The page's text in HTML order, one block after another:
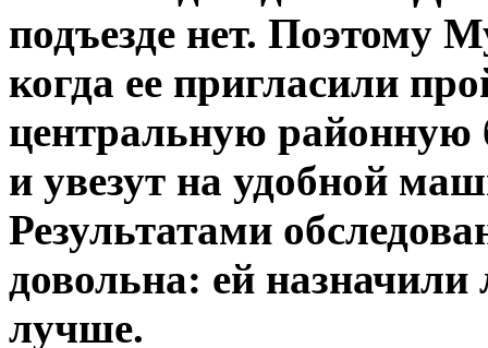
подъезде нет. Поэтому
когда ее пригласили
центральную районную
и увезут на удобной
Результатами
довольна: ей назначили
лучше.